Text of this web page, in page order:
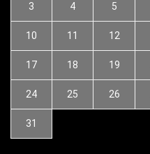
3 4 5
10 11 12
17 18 19
24 25 26
31